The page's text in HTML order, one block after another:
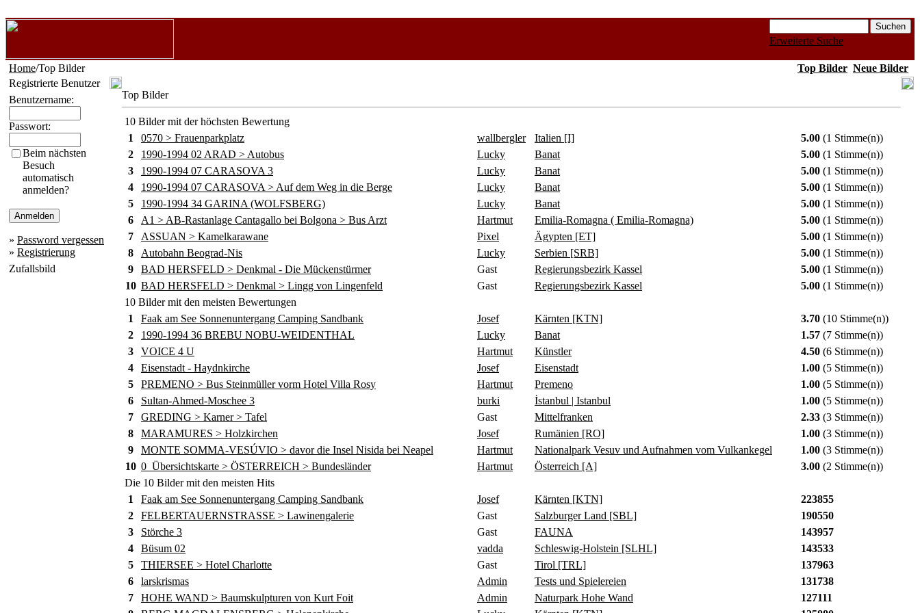
Erweiterte Suche
Home/Top Bilder Top Bilder Neue Bilder
Registrierte Benutzer
Benutzername:
Passwort:
Beim nächsten
Besuch
automatisch
anmelden?
» Password vergessen
» Registrierung
Zufallsbild
Top Bilder
10 Bilder mit der höchsten Bewertung
1
0570 > Frauenparkplatz wallbergler Italien [I] 5.00 (1 Stimme(n))
2
1990-1994 02 ARAD > Autobus Lucky Banat 5.00 (1 Stimme(n))
3
1990-1994 07 CARASOVA 3 Lucky Banat 5.00 (1 Stimme(n))
4
1990-1994 07 CARASOVA > Auf dem Weg in die Berge Lucky Banat 5.00 (1 Stimme(n))
5
1990-1994 34 GARINA (WOLFSBERG) Lucky Banat 5.00 (1 Stimme(n))
6
A1 > AB-Rastanlage Cantagallo bei Bolgona > Bus Arzt Hartmut Emilia-Romagna ( Emilia-Romagna) 5.00 (1 Stimme(n))
7
ASSUAN > Kamelkarawane Pixel Ägypten [ET] 5.00 (1 Stimme(n))
8
Autobahn Beograd-Nis Lucky Serbien [SRB] 5.00 (1 Stimme(n))
9
BAD HERSFELD > Denkmal - Die Mückenstürmer Gast Regierungsbezirk Kassel 5.00 (1 Stimme(n))
10 BAD HERSFELD > Denkmal > Lingg von Lingenfeld Gast Regierungsbezirk Kassel 5.00 (1 Stimme(n))
10 Bilder mit den meisten Bewertungen
1
Faak am See Sonnenuntergang Camping Sandbank Josef Kärnten [KTN] 3.70 (10 Stimme(n))
2
1990-1994 36 BREBU NOBU-WEIDENTHAL Lucky Banat 1.57 (7 Stimme(n))
3
VOICE 4 U Hartmut Künstler 4.50 (6 Stimme(n))
4
Eisenstadt - Haydnkirche Josef Eisenstadt 1.00 (5 Stimme(n))
5
PREMENO > Bus Steinmüller vorm Hotel Villa Rosy Hartmut Premeno 1.00 (5 Stimme(n))
6
Sultan-Ahmed-Moschee 3 burki İstanbul | Istanbul 1.00 (5 Stimme(n))
7
GREDING > Karner > Tafel Gast Mittelfranken 2.33 (3 Stimme(n))
8
MARAMURES > Holzkirchen Josef Rumänien [RO] 1.00 (3 Stimme(n))
9
MONTE SOMMA-VESÚVIO > davor die Insel Nisida bei Neapel Hartmut Nationalpark Vesuv und Aufnahmen vom Vulkankegel 1.00 (3 Stimme(n))
10 0_Übersichtskarte > ÖSTERREICH > Bundesländer Hartmut Österreich [A] 3.00 (2 Stimme(n))
Die 10 Bilder mit den meisten Hits
1
Faak am See Sonnenuntergang Camping Sandbank Josef Kärnten [KTN]
223855
2
FELBERTAUERNSTRASSE > Lawinengalerie Gast Salzburger Land [SBL]
190550
3
Störche 3 Gast FAUNA
143957
4
Büsum 02 vadda Schleswig-Holstein [SLHL]
143533
5
THIERSEE > Hotel Charlotte Gast Tirol [TRL]
137963
6
larskrismas Admin Tests und Spielereien
131738
7
HOHE WAND > Baumskulpturen von Kurt Foit Admin Naturpark Hohe Wand
127111